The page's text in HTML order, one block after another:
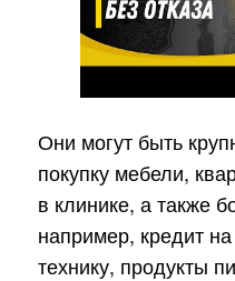
Они могут быть
покупку мебели,
в клинике, а также
например, кредит
технику, продукты